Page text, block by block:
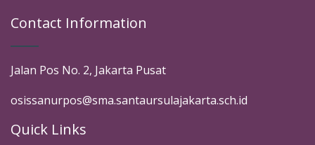
Contact Information
Jalan Pos No. 2, Jakarta Pusat
osissanurpos@sma.santaursulajakarta.sch.id
Quick Links